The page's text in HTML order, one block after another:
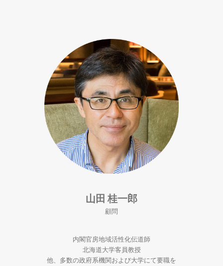
山田 桂一郎
顧問
内閣官房地域活性化伝道師
北海道大学客員教授
他、多数の政府系機関および大学にて要職を